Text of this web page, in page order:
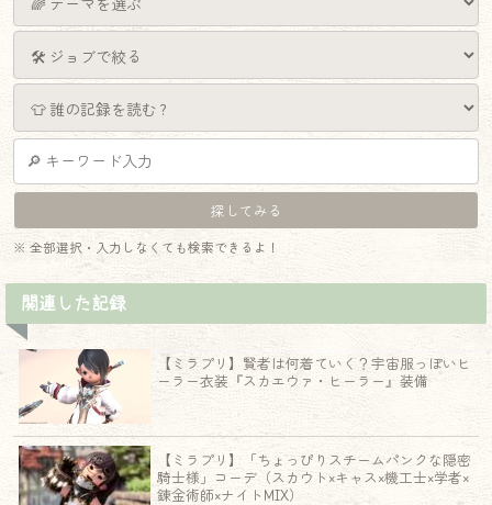
※ 全部選択・入力しなくても検索できるよ！
関連した記録
【ミラプリ】賢者は何着ていく？宇宙服っぽいヒ
ーラー衣装『スカエウァ・ヒーラー』装備
【ミラプリ】「ちょっぴりスチームパンクな隠密
騎士様」コーデ（スカウト×キャス×機工士×学者×
錬金術師×ナイトMIX）